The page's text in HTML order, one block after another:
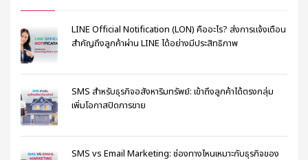
LINE Official Notification (LON) คืออะไร? ส่งการแจ้งเตือน
สำคัญถึงลูกค้าผ่าน LINE ได้อย่างมีประสิทธิภาพ
SMS สำหรับธุรกิจอสังหาริมทรัพย์: เข้าถึงลูกค้าได้ตรงกลุ่ม
เพิ่มโอกาสปิดการขาย
SMS vs Email Marketing: ช่องทางไหนเหมาะกับธุรกิจของ